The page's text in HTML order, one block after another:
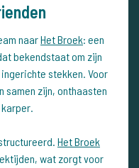
naarHet Broek: een
bekendstaat om zijn
stekken. Voor
samen zijn, onthaasten
Het Broek
wat zorgt voor